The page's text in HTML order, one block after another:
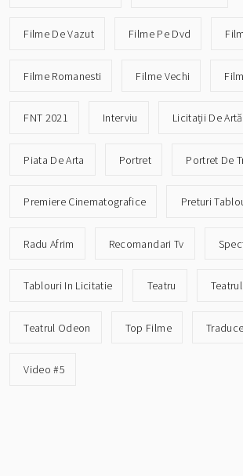
Filme De Vazut Filme Pe Dvd
Filme Romanesti Filme Vechi
FNT 2021 Interviu Licitații De Artă
Piata De Arta Portret Portret De
Premiere Cinematografice Preturi
Radu Afrim Recomandari Tv
Tablouri In Licitatie Teatru
Teatrul Odeon Top Filme
Video #5